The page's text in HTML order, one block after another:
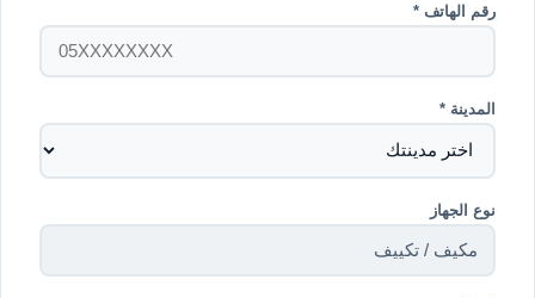
رقم الهاتف *
المدينة *
نوع الجهاز